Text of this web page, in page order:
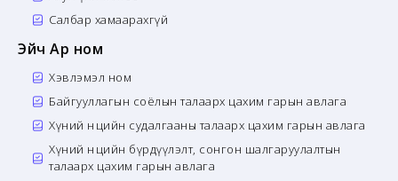
Салбар хамаарахгүй
Эйч Ар ном
Хэвлэмэл ном
Байгууллагын соёлын талаарх цахим гарын авлага
Хүний нөөцийн судалгааны талаарх цахим гарын авлага
Хүний нөөцийн бүрдүүлэлт, сонгон шалгаруулалтын
талаарх цахим гарын авлага